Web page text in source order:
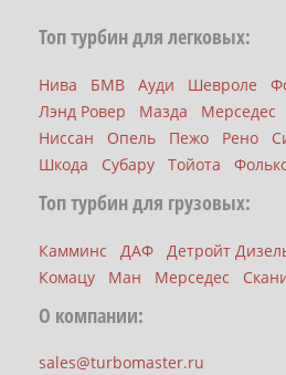
Топ турбин для легковых:
Нива БМВ Ауди Шевроле
Лэнд Ровер
Мазда Мерседес
Ниссан
Опель Пежо Рено
Шкода
Субару Тойота
Топ турбин для грузовых:
Камминс ДАФ Детройт
Комацу
Ман Мерседес
О компании:
sales@turbomaster.ru